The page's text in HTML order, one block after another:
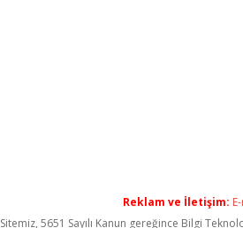
Reklam ve İletişim:
Sitemiz, 5651 Sayılı Kanun gereğince Bilgi